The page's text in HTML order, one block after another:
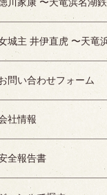
問い合わせフォーム
社情報
全報告書